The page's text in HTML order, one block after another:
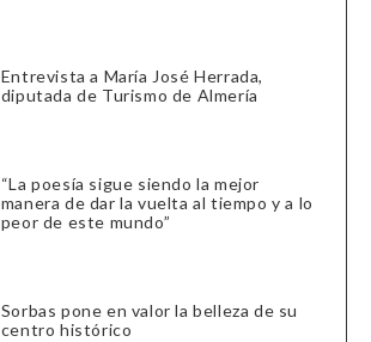
Entrevista a María José Herrada,
diputada de Turismo de Almería
“La poesía sigue siendo la mejor
manera de dar la vuelta al tiempo y a lo
peor de este mundo”
Sorbas pone en valor la belleza de su
centro histórico